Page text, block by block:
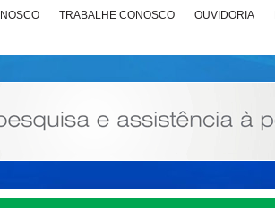
TRABALHE CONOSCO OUVIDORIA